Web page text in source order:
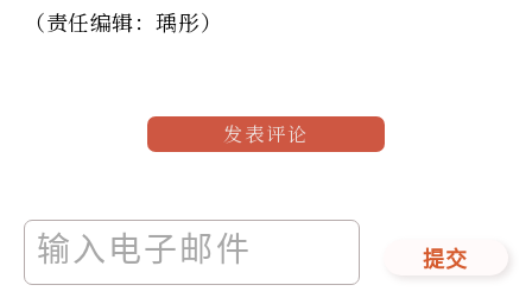
（责任编辑：瑀彤）
发表评论
提交